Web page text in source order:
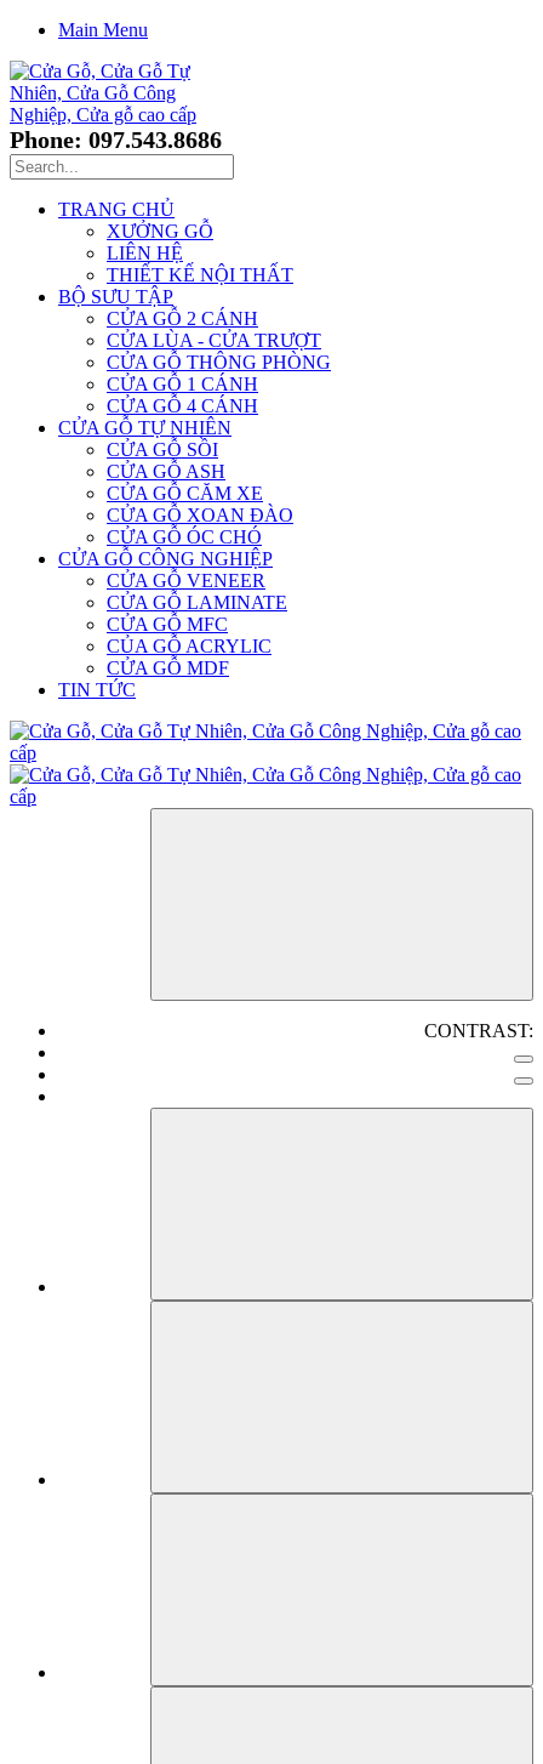
Main Menu
Phone: 097.543.8686
TRANG CHỦ
XƯỞNG GỖ
LIÊN HỆ
THIẾT KẾ NỘI THẤT
BỘ SƯU TẬP
CỬA GỖ 2 CÁNH
CỬA LÙA - CỬA TRƯỢT
CỬA GỖ THÔNG PHÒNG
CỬA GỖ 1 CÁNH
CỬA GỖ 4 CÁNH
CỬA GỖ TỰ NHIÊN
CỬA GỖ SỒI
CỬA GỖ ASH
CỬA GỖ CĂM XE
CỬA GỖ XOAN ĐÀO
CỬA GỖ ÓC CHÓ
CỬA GỖ CÔNG NGHIỆP
CỬA GỖ VENEER
CỬA GỖ LAMINATE
CỬA GỖ MFC
CỦA GỖ ACRYLIC
CỬA GỖ MDF
TIN TỨC
CONTRAST: